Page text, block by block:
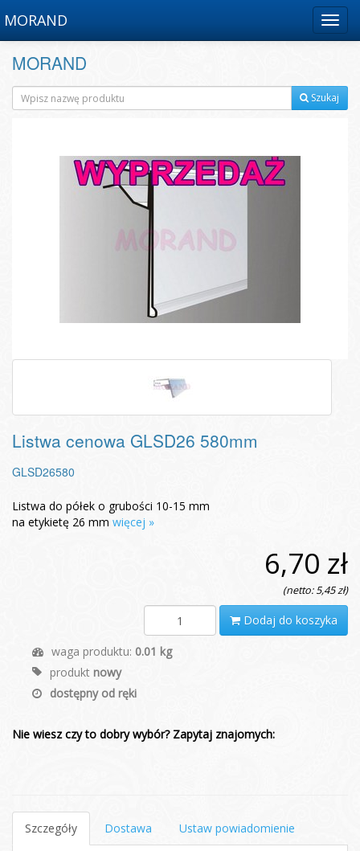
Menu
MORAND
MORAND
Szukaj
Listwa cenowa GLSD26 580mm
GLSD26580
Listwa do półek o grubości 10-15 mm
na etykietę 26 mm więcej »
6,70 zł
(netto: 5,45 zł)
Dodaj do koszyka
waga produktu: 0.01 kg
produkt nowy
dostępny od ręki
Nie wiesz czy to dobry wybór? Zapytaj znajomych:
Szczegóły Dostawa Ustaw powiadomienie